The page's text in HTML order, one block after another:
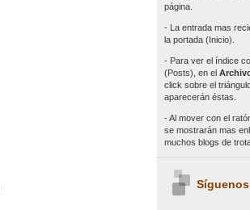
página.
- La entrada mas
la portada (Inicio).
- Para ver el índice
(Posts), en el
click sobre el
aparecerán éstas.
- Al mover con el
se mostrarán mas
muchos blogs de